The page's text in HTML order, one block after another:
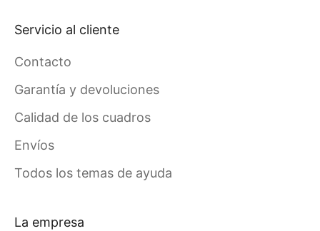
Servicio al cliente
Contacto
Garantía y devoluciones
Calidad de los cuadros
Envíos
Todos los temas de ayuda
La empresa